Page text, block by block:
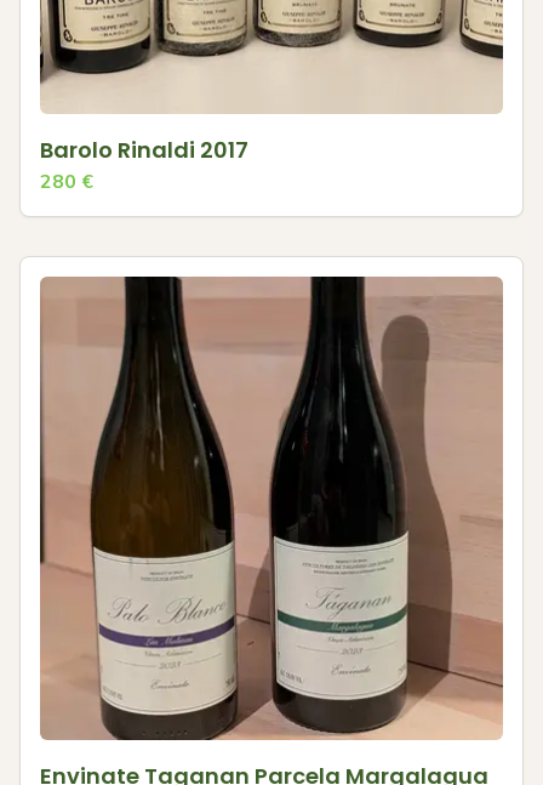
Barolo Rinaldi 2017
280 €
Envinate Taganan Parcela Margalagua